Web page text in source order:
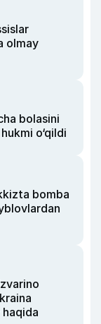
olmay
bolasini
o‘qildi
bomba